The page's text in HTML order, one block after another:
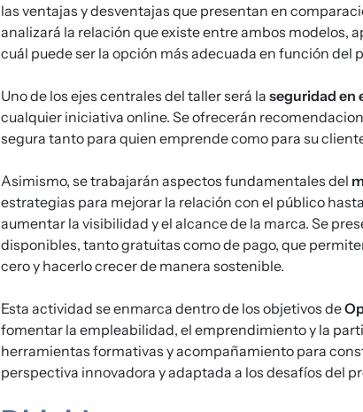
las ventajas y desventajas que presentan en
analizará la relación que existe entre ambos modelos,
cuál puede ser la opción más adecuada en función del
Uno de los ejes centrales del taller será la seguridad en
cualquier iniciativa online. Se ofrecerán
segura tanto para quien emprende como para su
Asimismo, se trabajarán aspectos fundamentales del
estrategias para mejorar la relación con el público
aumentar la visibilidad y el alcance de la marca. Se
disponibles, tanto gratuitas como de pago, que
cero y hacerlo crecer de manera sostenible.
Esta actividad se enmarca dentro de los objetivos de
fomentar la empleabilidad, el emprendimiento y la
herramientas formativas y acompañamiento para
perspectiva innovadora y adaptada a los desafíos del